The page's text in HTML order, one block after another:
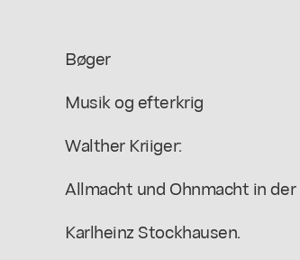
Bøger
Musik og efterkrig
Walther Kriiger:
Allmacht und Ohnmacht in
Karlheinz Stockhausen.